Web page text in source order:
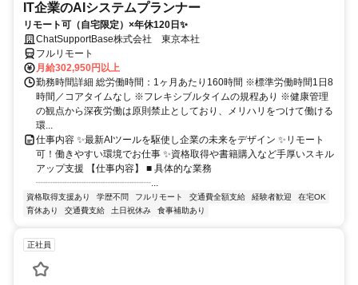
IT企業のAIシステムプランナー
リモート可（自宅限定）×年休120日✨
ChatSupportBase株式会社 東京本社
フルリモート
月給302,950円以上
勤務時間詳細 総労働時間：1ヶ月あたり160時間 ※標準労働時間1日8
時間／コアタイムなし ※フレキシブルタイムの規程あり ※健康管理
の観点から深夜労働は原則禁止としており、メリハリをつけて働ける
環...
仕事内容 ✨最新AIツールを駆使し企業の未来をデザイン ✨リモート
可！働きやすい環境でお仕事 ✨資格取得や書籍購入など手厚いスキル
アップ支援 【仕事内容】 ■ 具体的な業務
┈┈┈┈┈┈┈┈┈┈┈┈...
資格取得支援あり 学歴不問 フルリモート 交通費全額支給 経験者歓迎
在宅OK
育休あり
交通費支給 土日祝休み 食事補助あり
正社員